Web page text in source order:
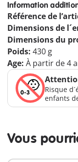
Information
Référence de
Dimensions de
Dimensions du
Poids: 430 g
Age: À partir de 4
Risque
enfants
Vous